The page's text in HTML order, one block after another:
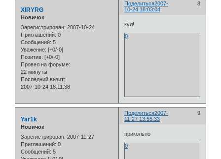
Поделиться 8
2007-
10-24 18:03:04
XIRYRG
Новичок
Зарегистрирован: 2007-10-24
Приглашений: 0
Сообщений: 5
Уважение: [+0/-0]
Позитив: [+0/-0]
Провел на форуме:
22 минуты
Последний визит:
2007-10-24 18:11:38
кул!
0
Поделиться 9
2007-
11-27 13:55:33
Yar1k
Новичок
Зарегистрирован: 2007-11-27
Приглашений: 0
Сообщений: 5
прикольно
0